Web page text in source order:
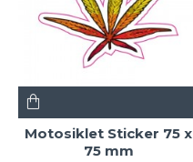
Motosiklet Sticker 75 x
75 mm